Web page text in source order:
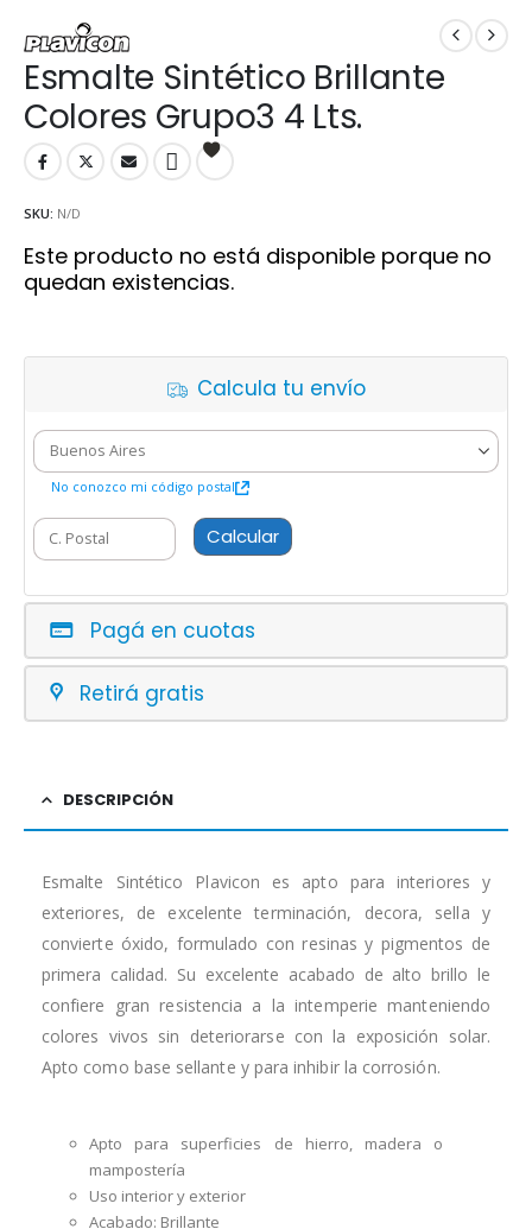
Esmalte Sintético Brillante
Colores Grupo3 4 Lts.
SKU: N/D
Este producto no está disponible porque no
quedan existencias.
Calcula tu envío
No conozco mi código postal
Calcular
Pagá en cuotas
Retirá gratis
DESCRIPCIÓN
Esmalte Sintético Plavicon es apto para interiores y
exteriores, de excelente terminación, decora, sella y
convierte óxido, formulado con resinas y pigmentos de
primera calidad. Su excelente acabado de alto brillo le
confiere gran resistencia a la intemperie manteniendo
colores vivos sin deteriorarse con la exposición solar.
Apto como base sellante y para inhibir la corrosión.
Apto para superficies de hierro, madera o
mampostería
Uso interior y exterior
Acabado: Brillante